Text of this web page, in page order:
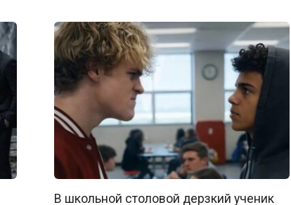
В школьной столовой дерзкий ученик